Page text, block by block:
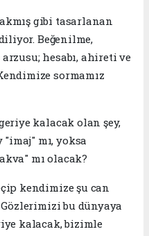
gibi tasarlanan
Beğenilme,
hesabı, ahireti ve
sormamız
kalacak olan şey,
mı, yoksa
mı olacak?
kendimize şu can
bu dünyaya
kalacak, bizimle